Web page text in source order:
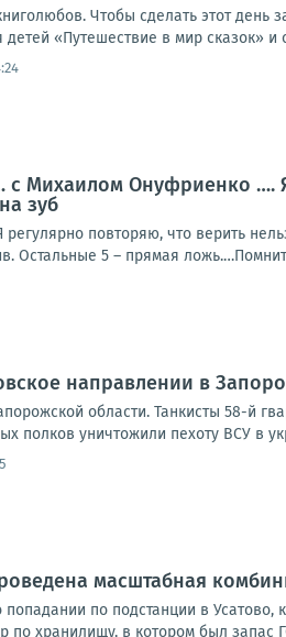
Чтобы сделать этот
«Путешествие в мир сказок»
Михаилом Онуфриенко ….
зуб
повторяю, что верить
Остальные 5 – прямая
направлении в
области. Танкисты 58-й
полков уничтожили пехоту ВСУ в
масштабная
по подстанции в
по хранилищу, в котором был